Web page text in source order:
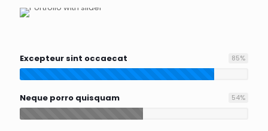
Excepteur sint occaecat 85%
Neque porro quisquam 54%